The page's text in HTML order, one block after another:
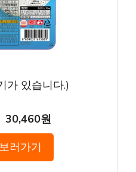
가 있습니다.)
30,460원
러가기